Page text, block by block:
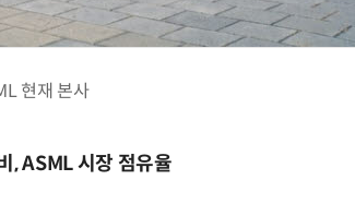
현재 본사
, ASML 시장 점유율